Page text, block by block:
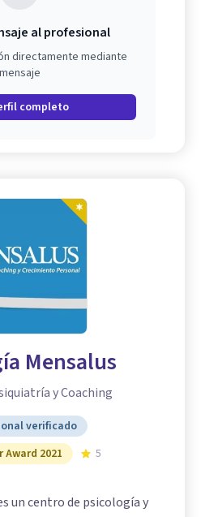
al profesional
directamente mediante
mensaje
completo
Mensalus
y Coaching
verificado
2021
5
un centro de psicología y